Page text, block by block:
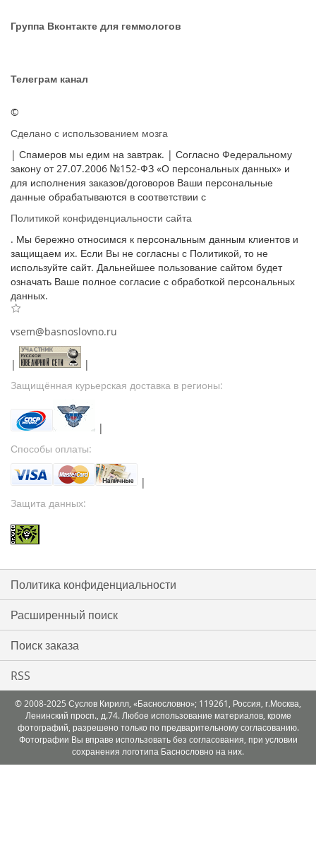
Группа Вконтакте для геммологов
Телеграм канал
©
Сделано с использованием мозга
| Спамеров мы едим на завтрак. | Согласно Федеральному
закону от 27.07.2006 №152-ФЗ «О персональных данных» и
для исполнения заказов/договоров Ваши персональные
данные обрабатываются в соответствии с
Политикой конфиденциальности сайта
. Мы бережно относимся к персональным данным клиентов и
защищаем их. Если Вы не согласны с Политикой, то не
используйте сайт. Дальнейшее пользование сайтом будет
означать Ваше полное согласие с обработкой персональных
данных.
vsem@basnoslovno.ru
|
|
Защищённая курьерская доставка в регионы:
|
Способы оплаты:
|
Защита данных:
Политика конфиденциальности
Расширенный поиск
Поиск заказа
RSS
© 2008-2025 Суслов Кирилл, «Баснословно»; 119261, Россия, г.Москва,
Ленинский просп., д.74. Любое использование материалов, кроме
фотографий, разрешено только по предварительному согласованию.
Фотографии Вы вправе использовать без согласования, при условии
сохранения логотипа Баснословно на них.